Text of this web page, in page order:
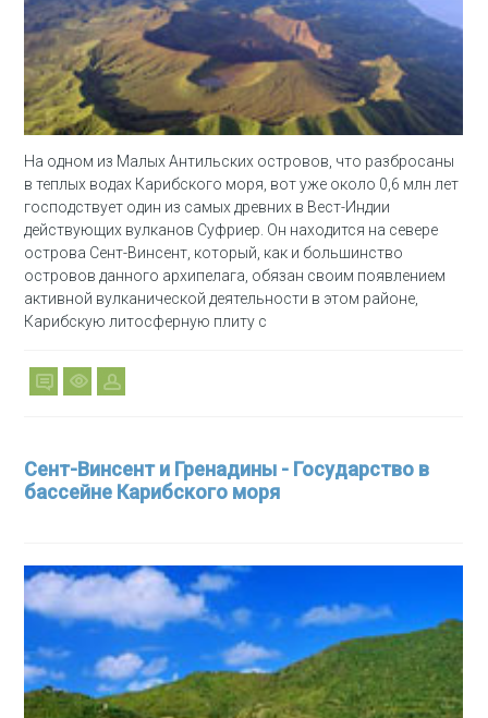
На одном из Малых Антильских островов, что разбросаны
в теплых водах Карибского моря, вот уже около 0,6 млн лет
господствует один из самых древних в Вест-Индии
действующих вулканов Суфриер. Он находится на севере
острова Сент-Винсент, который, как и большинство
островов данного архипелага, обязан своим появлением
активной вулканической деятельности в этом районе,
Карибскую литосферную плиту с
Сент-Винсент и Гренадины - Государство в
бассейне Карибского моря